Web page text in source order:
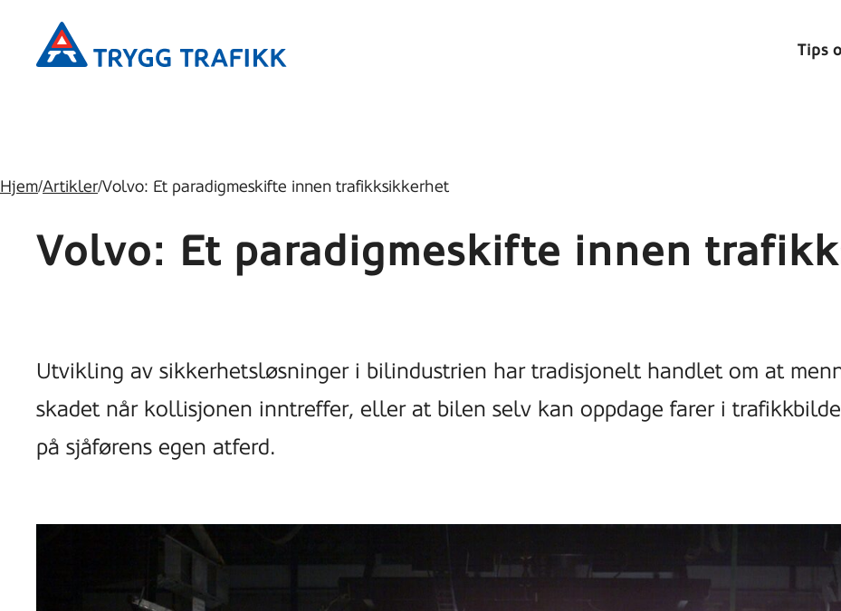
hovedinnhold
Trygg
Trafikk
Tips
Hjem/Artikler/Volvo: Et paradigmeskifte innen trafikksikkerhet
Volvo: Et paradigmeskifte innen
Utvikling av sikkerhetsløsninger i bilindustrien har tradisjonelt handlet om at
skadet når kollisjonen inntreffer, eller at bilen selv kan oppdage farer i
på sjåførens egen atferd.